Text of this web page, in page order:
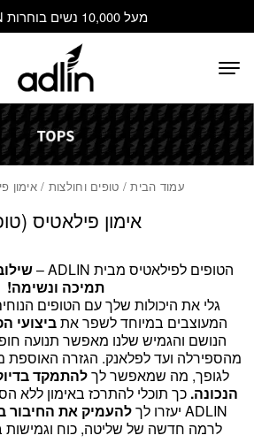
מעל 10,000 נשים בוחרות ADLIN
עמוד הבית/ טופים וחולצות / אימון
אימון פילאטיס
הטופים לפילאטיס מבית ADLIN –
תמיכה ונשימה!
גלי את היכולות שלך עם הטופים
המעוצבים במיוחד לשפר אתביצועי
הנושם והגמיש שלנו מאפשר תנועה
מהספירלה ועד לפלאנק. הגזרה
לגופך, מה שמאפשר לךלהתמקד
הנכונה. כך תוכלי להתרכז באימון ללא
ADLIN יעזרו לך
להעמיק את החיבור
לרמה חדשה של שליטה, כוח וגמישות